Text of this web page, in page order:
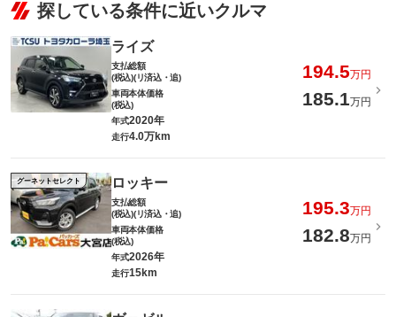
探している条件に近いクルマ
ライズ
支払総額
(税込)(リ済込・追)
194.5万円
車両本体価格
(税込)
185.1万円
年式2020年
走行4.0万km
グーネットセレクト ロッキー
支払総額
(税込)(リ済込・追)
195.3万円
車両本体価格
(税込)
182.8万円
年式2026年
走行15km